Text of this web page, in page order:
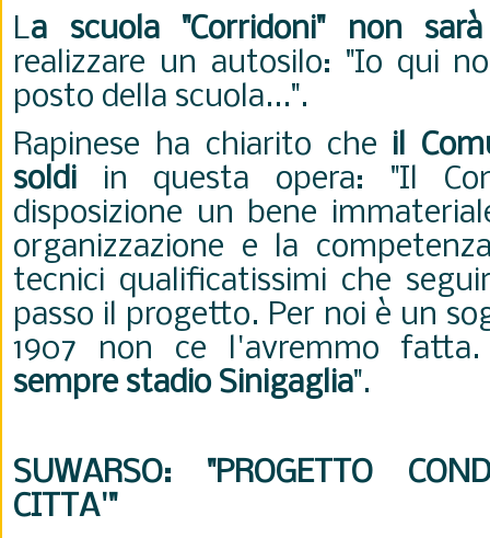
La scuola "Corridoni" non
realizzare un autosilo: "Io qui
posto della scuola...".
Rapinese ha chiarito che il
soldi in questa opera: "Il
disposizione un bene
organizzazione e la
tecnici qualificatissimi che
passo il progetto. Per noi è un
1907 non ce l'avremmo
sempre stadio Sinigaglia".
SUWARSO: "PROGETTO
CITTA'"